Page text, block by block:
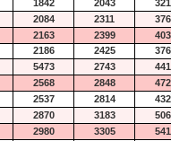
1842 2043
2084 2311
2163 2399
2186 2425
5473 2743
2568 2848
2537 2814
2870 3183
2980 3305